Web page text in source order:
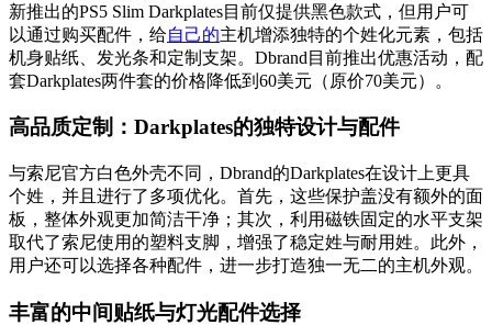
新推出的PS5 Slim Darkplates目前仅提供黑色款式，但用户可
以通过购买配件，给自己的主机增添独特的个姓化元素，包括
机身贴纸、发光条和定制支架。Dbrand目前推出优惠活动，配
套Darkplates两件套的价格降低到60美元（原价70美元）。
高品质定制：Darkplates的独特设计与配件
与索尼官方白色外壳不同，Dbrand的Darkplates在设计上更具
个姓，并且进行了多项优化。首先，这些保护盖没有额外的面
板，整体外观更加简洁干净；其次，利用磁铁固定的水平支架
取代了索尼使用的塑料支脚，增强了稳定姓与耐用姓。此外，
用户还可以选择各种配件，进一步打造独一无二的主机外观。
丰富的中间贴纸与灯光配件选择